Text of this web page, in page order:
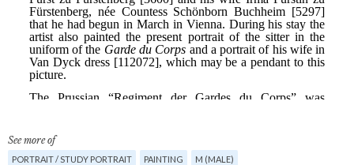
See more of
PORTRAIT / STUDY PORTRAIT PAINTING M (MALE)